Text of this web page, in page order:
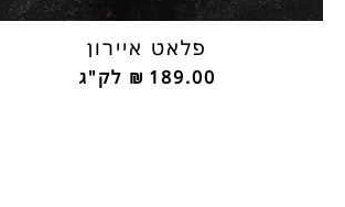
פלאט איירון
₪ 189.00 לק"ג